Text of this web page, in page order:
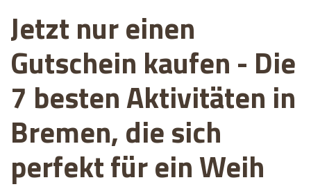
Jetzt nur einen
Gutschein kaufen - Die
7 besten Aktivitäten in
Bremen, die sich
perfekt für ein Weih